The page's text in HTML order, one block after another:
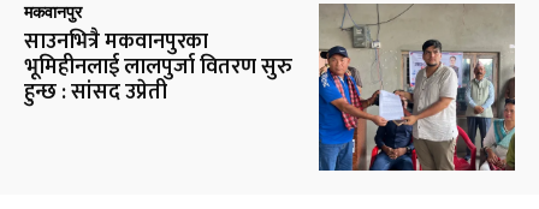
मकवानपुर
साउनभित्रै मकवानपुरका
भूमिहीनलाई लालपुर्जा वितरण सुरु
हुन्छ : सांसद उप्रेती